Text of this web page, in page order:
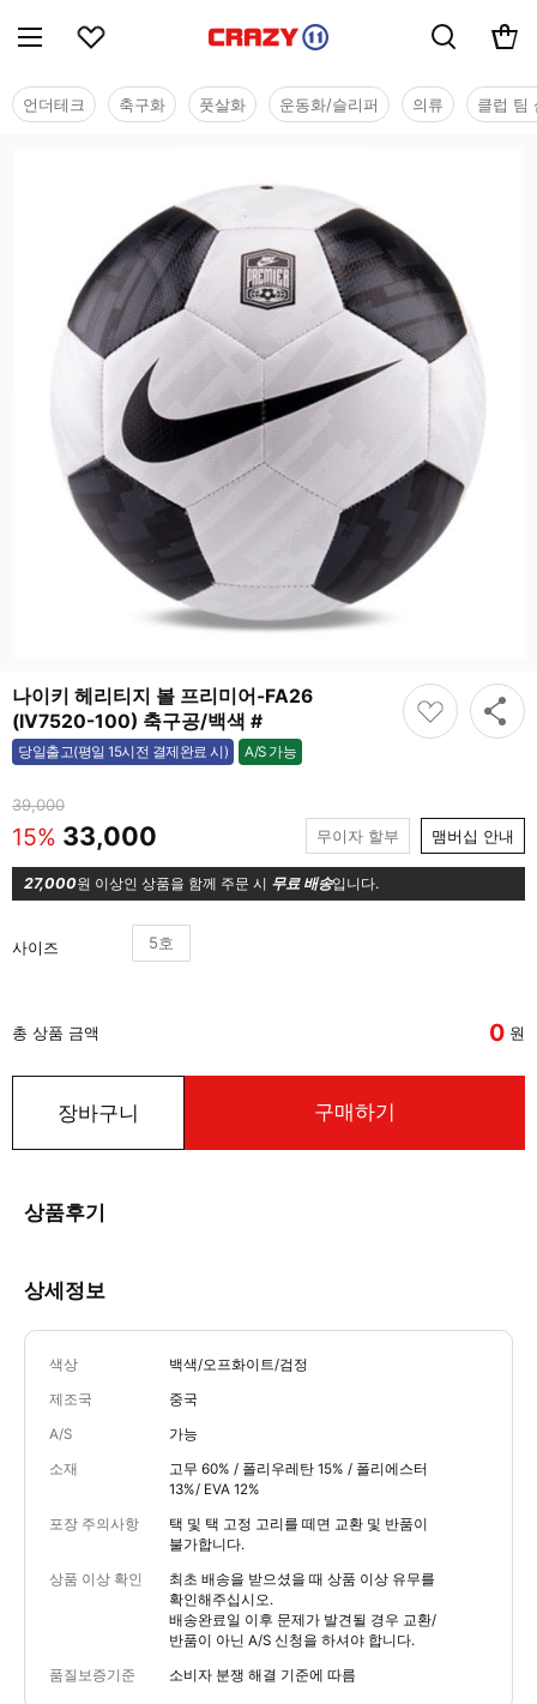
언더테크 축구화 풋살화 운동화/슬리퍼 의류 클럽 팀
나이키 헤리티지 볼 프리미어-FA26
(IV7520-100) 축구공/백색 #
당일출고(평일 15시전 결제완료 시) A/S 가능
가능
39,000
15% 33,000 무이자 할부 맴버십 안내
27,000원 이상인 상품을 함께 주문 시 무료 배송입니다.
사이즈 5호
총 상품 금액 0 원
장바구니 구매하기
상품후기
상세정보
색상 백색/오프화이트/검정
제조국 중국
A/S 가능
소재
고무 60% / 폴리우레탄 15% / 폴리에스터
13%/ EVA 12%
포장 주의사항
택 및 택 고정 고리를 떼면 교환 및 반품이
불가합니다.
상품 이상 확인
최초 배송을 받으셨을 때 상품 이상 유무를
확인해주십시오.
배송완료일 이후 문제가 발견될 경우 교환/
반품이 아닌 A/S 신청을 하셔야 합니다.
품질보증기준 소비자 분쟁 해결 기준에 따름